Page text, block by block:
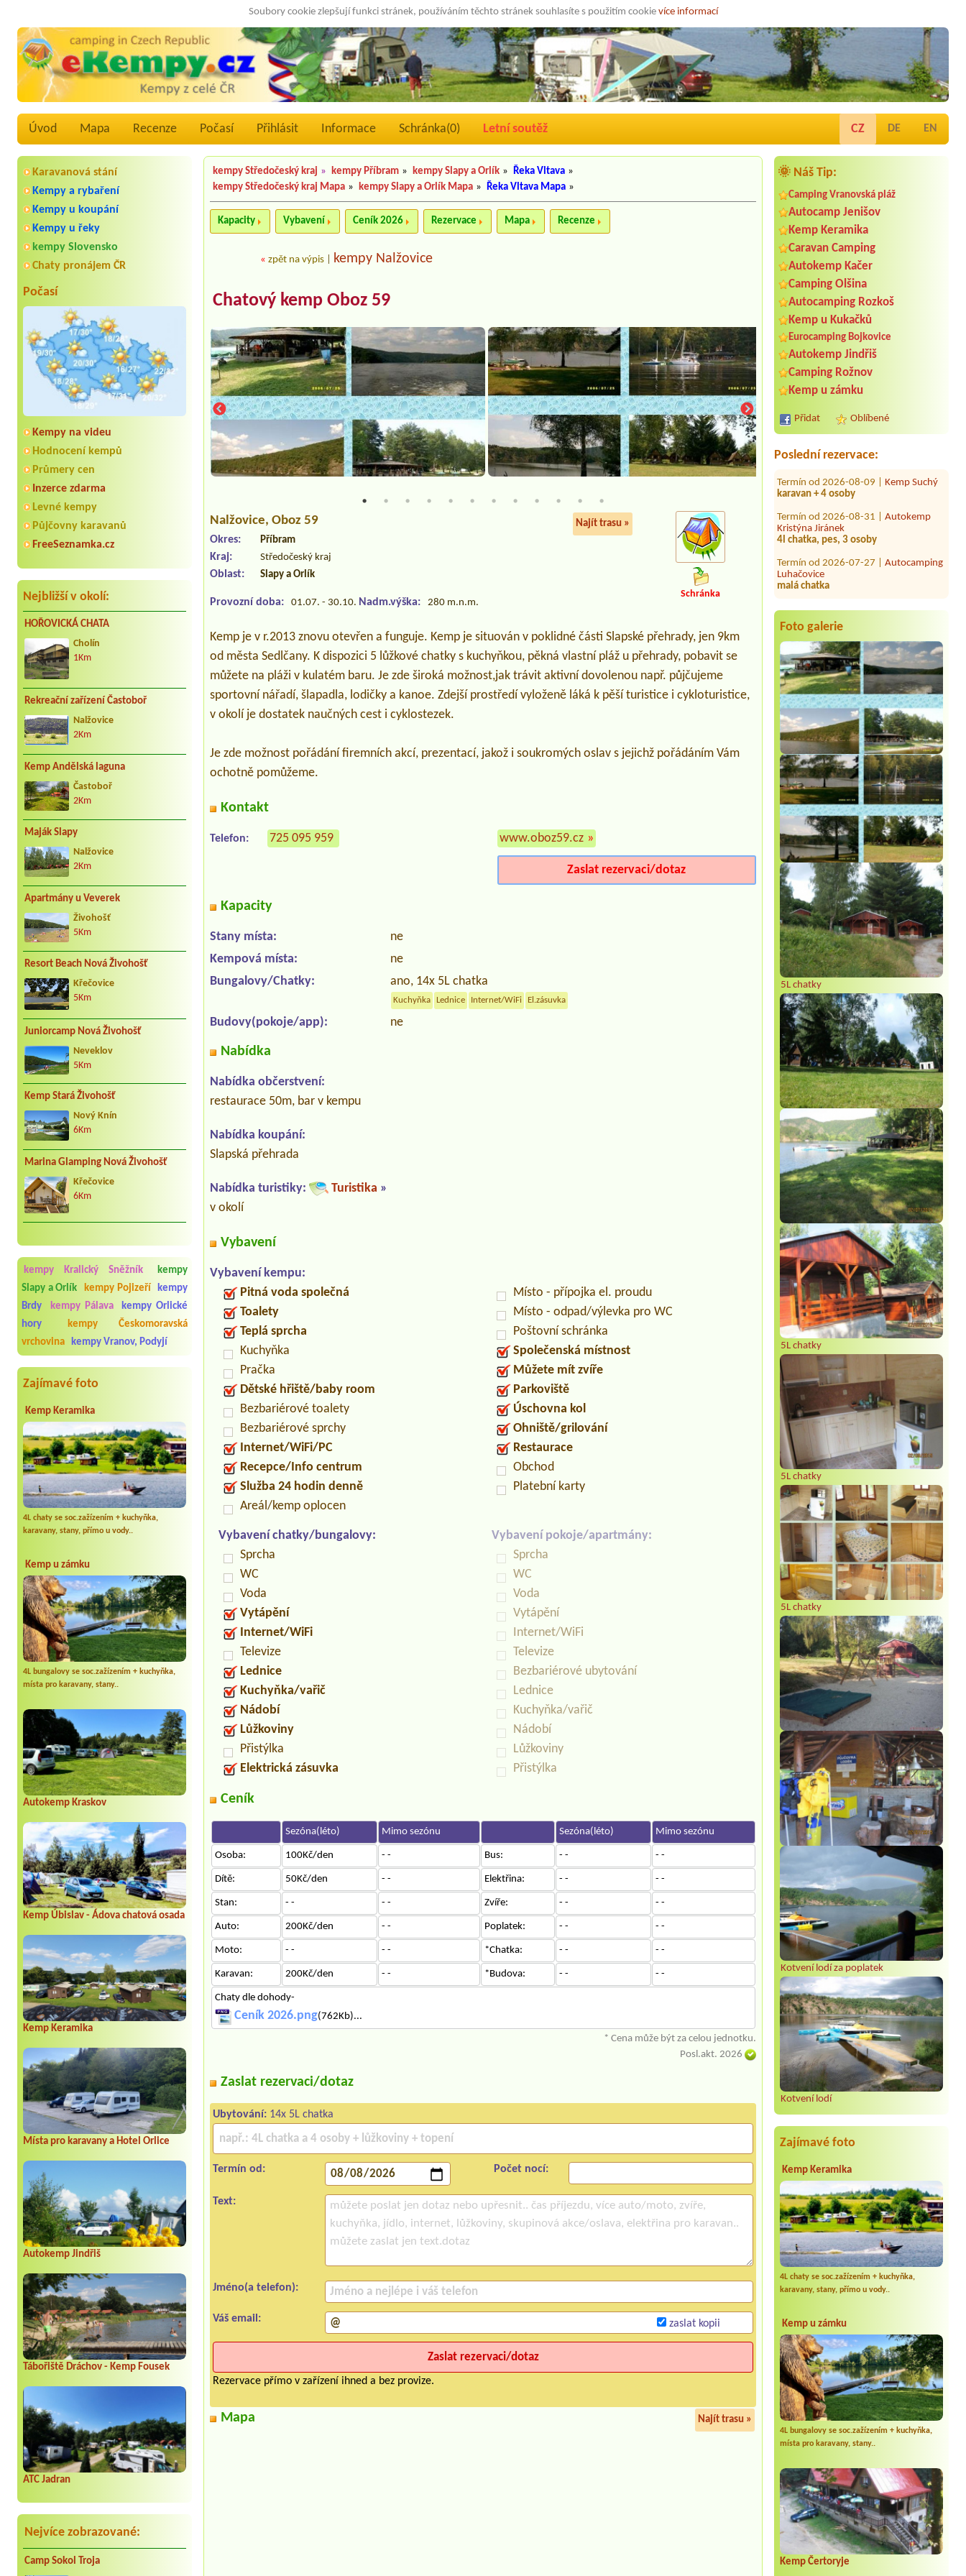
Soubory cookie zlepšují funkci stránek, používáním těchto stránek souhlasíte s použitím cookie více informací
Úvod Mapa Recenze Počasí Přihlásit Informace Schránka(0) Letní soutěž CZ DE EN
Karavanová stání
Kempy a rybaření
Kempy u koupání
Kempy u řeky
kempy Slovensko
Chaty pronájem ČR
Počasí
Kempy na videu
Hodnocení kempů
Průmery cen
Inzerce zdarma
Levné kempy
Půjčovny karavanů
FreeSeznamka.cz
Nejbližší v okolí:
HOŘOVICKÁ CHATA
Cholín
1Km
Rekreační zařízení Častoboř
Nalžovice
2Km
Kemp Andělská laguna
Častoboř
2Km
Maják Slapy
Nalžovice
2Km
Apartmány u Veverek
Živohošť
5Km
Resort Beach Nová Živohošť
Křečovice
5Km
Juniorcamp Nová Živohošť
Neveklov
5Km
Kemp Stará Živohošť
Nový Knín
6Km
Marina Glamping Nová Živohošť
Křečovice
6Km
kempy Kralický Sněžník
kempy
Slapy a Orlík
kempy Pojizeří
kempy
Brdy
kempy Pálava
kempy Orlické
hory
kempy Českomoravská
vrchovina kempy Vranov, Podyjí
Zajímavé foto
Kemp Keramika
4L chaty se soc.zažízením + kuchyňka,
karavany, stany, přímo u vody..
Kemp u zámku
4L bungalovy se soc.zažízením + kuchyňka,
místa pro karavany, stany..
Autokemp Kraskov
Kemp Úbislav - Ádova chatová osada
Kemp Keramika
Místa pro karavany a Hotel Orlice
Autokemp Jindřiš
Tábořiště Dráchov - Kemp Fousek
ATC Jadran
Nejvíce zobrazované:
Camp Sokol Troja
🌞 Náš Tip:
Camping Vranovská pláž
Autocamp Jenišov
Kemp Keramika
Caravan Camping
Autokemp Kačer
Camping Olšina
Autocamping Rozkoš
Kemp u Kukačků
Eurocamping Bojkovice
Autokemp Jindřiš
Camping Rožnov
Kemp u zámku
Přidat Oblíbené
Poslední rezervace:
Termín od 2026-07-23 |
Velhartice
2 dospělé osoby plus dítě do jednoho
roku
Termín od 2026-08-22 |Kemp U Fíka -
Nahořany
Termín od 2026-08-09 |
Termín od 2026-08-31 |
4l chatka, pes, 3 osoby
Termín od 2026-07-27 |
malá chatka
Termín od |
Termín od 2026-08-08 |Molo Nová
Rabyně
2 mista pro 2 stany + 4 dospěli +2 deti
2 misto u vody + el. Prikojka
Termín od 2026-07-30 |Obytné sudy
Branov
2x 2L sud a 4 osoby
Termín od 2026-08-07 |Kemp Moře u
rybníka Řeka
Chata2 x 2
Termín od 2026-08-12 |Kemp Ostrá
Foto galerie
5L chatky
5L chatky
5L chatky
5L chatky
Kotvení lodí za poplatek
Kotvení lodí
Zajímavé foto
Kemp Keramika
4L chaty se soc.zažízením + kuchyňka,
karavany, stany, přímo u vody..
Kemp u zámku
4L bungalovy se soc.zažízením + kuchyňka,
místa pro karavany, stany..
Kemp Čertoryje
kempy Středočeský kraj » kempy Příbram » kempy Slapy a Orlík » Řeka Vltava »
kempy Středočeský kraj Mapa » kempy Slapy a Orlík Mapa » Řeka Vltava Mapa »
Kapacity Vybavení Ceník 2026 Rezervace Mapa Recenze
«zpět na výpis kempy Nalžovice
Chatový kemp Oboz 59
5L chatky
Nalžovice, Oboz 59 Najít trasu »
Okres: Příbram
Kraj: Středočeský kraj
Oblast: Slapy a Orlík
Provozní doba: 01.07. - 30.10. Nadm.výška: 280 m.n.m.
Schránka
Kemp je v r.2013 znovu otevřen a funguje. Kemp je situován v poklidné části Slapské přehrady, jen 9km
od města Sedlčany. K dispozici 5 lůžkové chatky s kuchyňkou, pěkná vlastní pláž u přehrady, pobavit se
můžete na pláži v kulatém baru. Je zde široká možnost,jak trávit aktivní dovolenou např. půjčujeme
sportovní nářadí, šlapadla, lodičky a kanoe. Zdejší prostředí vyloženě láká k pěší turistice i cykloturistice,
v okolí je dostatek naučných cest i cyklostezek.
Je zde možnost pořádání firemních akcí, prezentací, jakož i soukromých oslav s jejichž pořádáním Vám
ochotně pomůžeme.
Kontakt
Telefon: 725 095 959 www.oboz59.cz »
Zaslat rezervaci/dotaz
Kapacity
Stany místa:
ne
Kempová místa:
ne
Bungalovy/Chatky:
ano, 14x 5L chatka
Kuchyňka Lednice Internet/WiFi El.zásuvka
Budovy(pokoje/app): ne
Nabídka
Nabídka občerstvení:
restaurace 50m, bar v kempu
Nabídka koupání:
Slapská přehrada
Nabídka turistiky: Turistika »
v okolí
Vybavení
Vybavení kempu:
Pitná voda společná
Toalety
Teplá sprcha
Kuchyňka
Pračka
Dětské hřiště/baby room
Bezbariérové toalety
Bezbariérové sprchy
Internet/WiFi/PC
Recepce/Info centrum
Služba 24 hodin denně
Areál/kemp oplocen
Místo - přípojka el. proudu
Místo - odpad/výlevka pro WC
Poštovní schránka
Společenská místnost
Můžete mít zvíře
Parkoviště
Úschovna kol
Ohniště/grilování
Restaurace
Obchod
Platební karty
Vybavení chatky/bungalovy:
Sprcha
WC
Voda
Vytápění
Internet/WiFi
Televize
Lednice
Kuchyňka/vařič
Nádobí
Lůžkoviny
Přistýlka
Elektrická zásuvka
Vybavení pokoje/apartmány:
Sprcha
WC
Voda
Vytápění
Internet/WiFi
Televize
Bezbariérové ubytování
Lednice
Kuchyňka/vařič
Nádobí
Lůžkoviny
Přistýlka
Ceník
Sezóna(léto) Mimo sezónu Sezóna(léto) Mimo sezónu
Osoba: 100Kč/den - - Bus: - - - -
Dítě: 50Kč/den - - Elektřina: - - - -
Stan: - - - - Zvíře: - - - -
Auto: 200Kč/den - - Poplatek: - - - -
Moto: - - - - *Chatka: - - - -
Karavan: 200Kč/den - - *Budova: - - - -
Chaty dle dohody-
Ceník 2026.png(762Kb)...
* Cena může být za celou jednotku.
Posl.akt. 2026
Zaslat rezervaci/dotaz
Ubytování: 14x 5L chatka
Termín od: Počet nocí:
Text:
Jméno(a telefon):
Váš email: zaslat kopii
Rezervace přímo v zařízení ihned a bez provize.
Mapa Najít trasu »